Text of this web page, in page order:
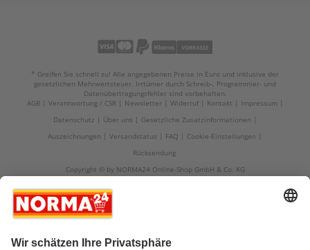
* Greifen Sie schnell zu! Alle angegebenen Preise in Euro und inklusive der
gesetzlichen Mehrwertsteuer. Irrtümer durch Schreib-, Programmier- und
Datenübertragungsfehler sind vorbehalten.
AGB
Verantwortung / CSR Newsletter Widerruf Kontakt
Impressum
Datenschutz
Über uns
Gesetzliche Zusatzinformationen
Auszeichnungen
Versandstatus FAQ
Cookie-Einstellungen
Rücksendung
Copyright © by NORMA24 Online-Shop GmbH & Co. KG